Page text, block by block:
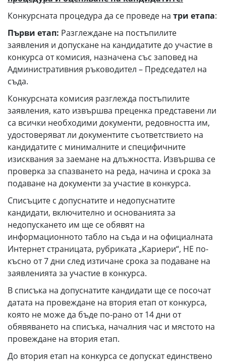
Конкурсната процедура да се проведе на три етапа:
Първи етап: Разглеждане на постъпилите
заявления и допускане на кандидатите до участие в
конкурса от комисия, назначена със заповед на
Административния ръководител – Председател на
съда.
Конкурсната комисия разглежда постъпилите
заявления, като извършва преценка представени ли
са всички необходими документи, редовността им,
удостоверяват ли документите съответствието на
кандидатите с минималните и специфичните
изисквания за заемане на длъжността. Извършва се
проверка за спазването на реда, начина и срока за
подаване на документи за участие в конкурса.
Списъците с допуснатите и недопуснатите
кандидати, включително и основанията за
недопускането им ще се обявят на
информационното табло на съда и на официалната
Интернет страницата, рубриката „Кариери“, НЕ по-
късно от 7 дни след изтичане срока за подаване на
заявленията за участие в конкурса.
В списъка на допуснатите кандидати ще се посочат
датата на провеждане на втория етап от конкурса,
която не може да бъде по-рано от 14 дни от
обявяването на списъка, началния час и мястото на
провеждане на втория етап.
До втория етап на конкурса се допускат единствено